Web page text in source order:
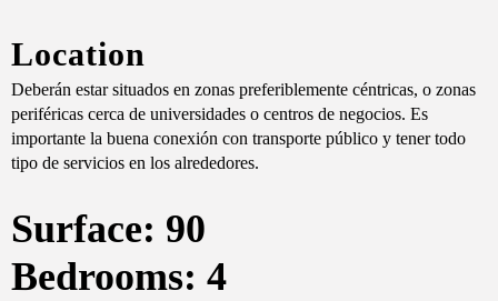
Location
Deberán estar situados en zonas preferiblemente céntricas, o zonas
periféricas cerca de universidades o centros de negocios. Es
importante la buena conexión con transporte público y tener todo
tipo de servicios en los alrededores.
Surface: 90
Bedrooms: 4